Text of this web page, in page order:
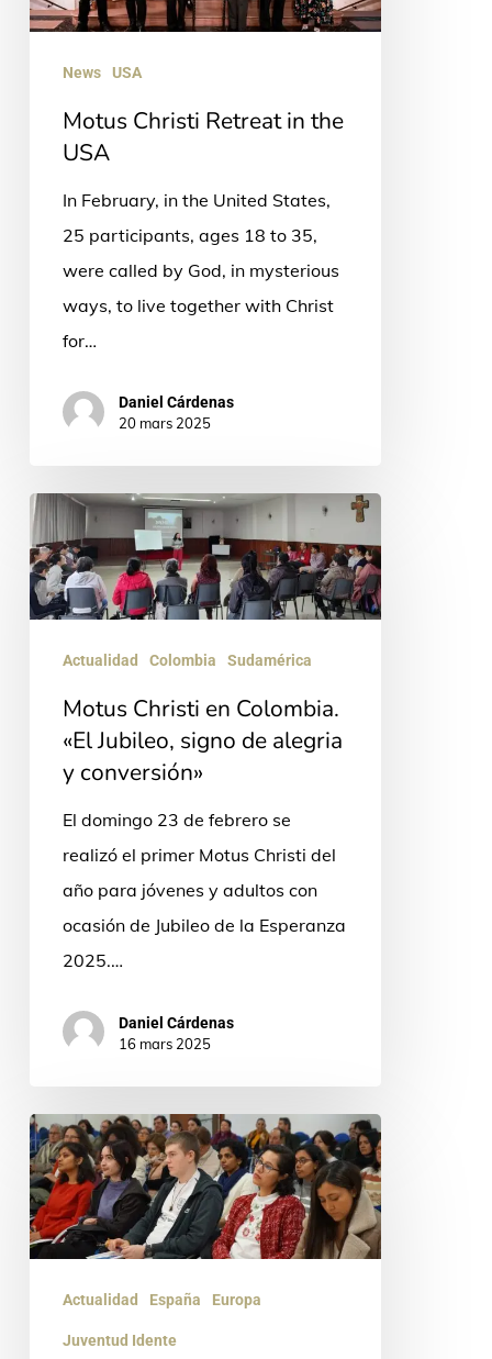
the
News USA
Motus Christi Retreat in the
USA
In February, in the United States,
25 participants, ages 18 to 35,
were called by God, in mysterious
ways, to live together with Christ
for…
Daniel Cárdenas
20 mars 2025
Motus
Christi
en
Colombia.
signo
alegria
conversión»
Actualidad Colombia Sudamérica
Motus Christi en Colombia.
«El Jubileo, signo de alegria
y conversión»
El domingo 23 de febrero se
realizó el primer Motus Christi del
año para jóvenes y adultos con
ocasión de Jubileo de la Esperanza
2025.…
Daniel Cárdenas
16 mars 2025
XVI
Jornadas
de
Pedagogía
Rielo.
“Soñando
Actualidad España Europa
Juventud Idente